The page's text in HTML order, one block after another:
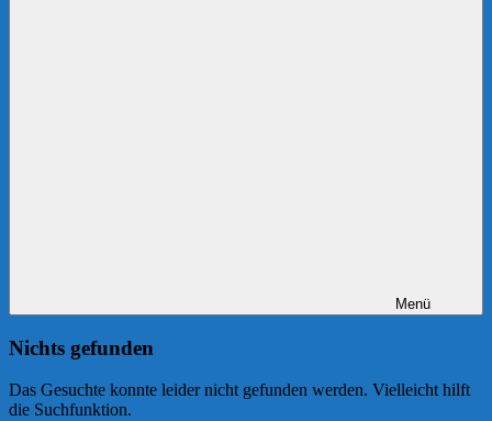
Menü
Nichts gefunden
Das Gesuchte konnte leider nicht gefunden werden. Vielleicht hilft
die Suchfunktion.